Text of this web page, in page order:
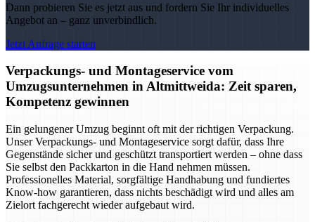
Dann probieren Sie es jetzt aus und fordern Sie Ihr individuelles
Angebot an – ganz unverbindlich.
Jetzt Anfrage starten
Verpackungs- und Montageservice vom
Umzugsunternehmen in Altmittweida: Zeit sparen,
Kompetenz gewinnen
Ein gelungener Umzug beginnt oft mit der richtigen Verpackung.
Unser Verpackungs- und Montageservice sorgt dafür, dass Ihre
Gegenstände sicher und geschützt transportiert werden – ohne dass
Sie selbst den Packkarton in die Hand nehmen müssen.
Professionelles Material, sorgfältige Handhabung und fundiertes
Know-how garantieren, dass nichts beschädigt wird und alles am
Zielort fachgerecht wieder aufgebaut wird.